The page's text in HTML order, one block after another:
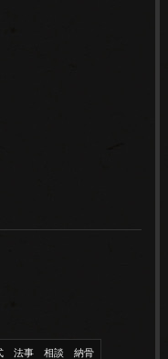
法事 相談 納骨